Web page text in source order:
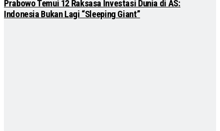
Prabowo Temui 12 Raksasa Investasi Dunia di AS:
Indonesia Bukan Lagi “Sleeping Giant”